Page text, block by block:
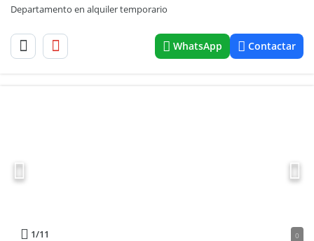
Departamento en alquiler temporario
WhatsApp Contactar
1/11 0